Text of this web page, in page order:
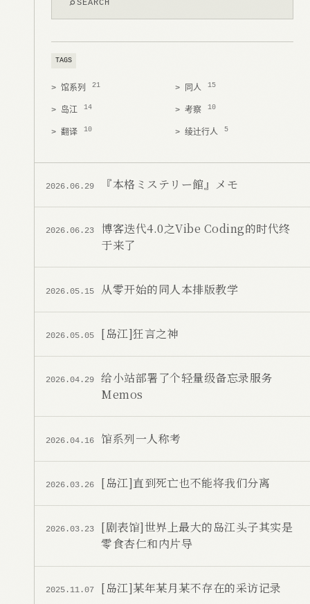
⌕ SEARCH
TAGS
> 馆系列 21 > 同人 15
> 岛江 14 > 考察 10
> 翻译 10 > 绫辻行人 5
2026.06.29 『本格ミステリー館』メモ
2026.06.23
博客迭代4.0之Vibe Coding的时代终
于来了
2026.05.15 从零开始的同人本排版教学
2026.05.05 [岛江]狂言之神
2026.04.29
给小站部署了个轻量级备忘录服务
Memos
2026.04.16 馆系列一人称考
2026.03.26 [岛江]直到死亡也不能将我们分离
2026.03.23
[剧表馆]世界上最大的岛江头子其实是
零食杏仁和内片导
2025.11.07 [岛江]某年某月某不存在的采访记录